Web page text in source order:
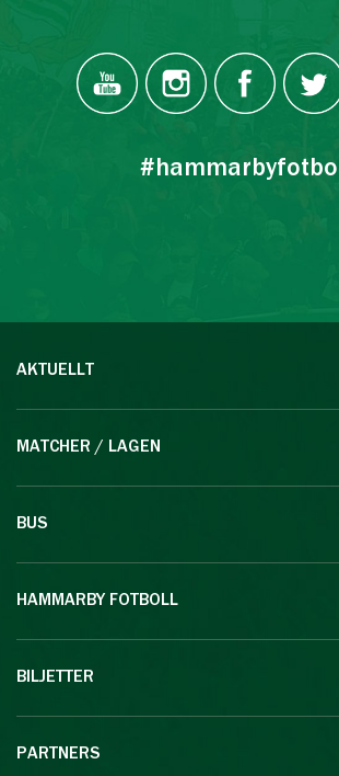
#hammarbyfotboll
AKTUELLT
MATCHER / LAGEN
BUS
HAMMARBY FOTBOLL
BILJETTER
PARTNERS